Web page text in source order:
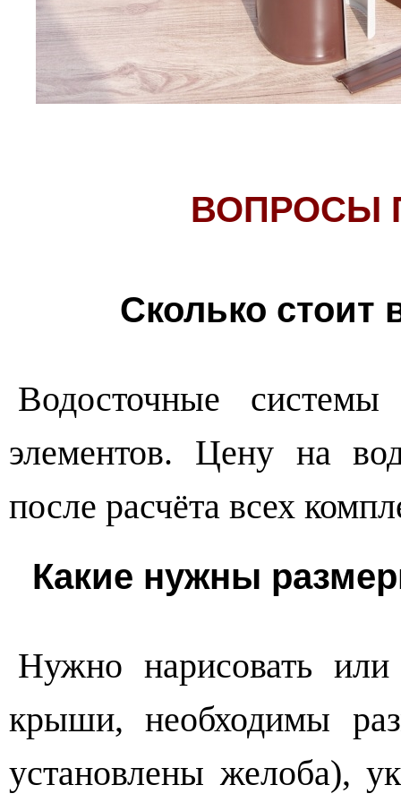
ВОПРОСЫ
Сколько стоит
Водосточные
элементов. Цену на
после расчёта всех
Какие нужны
Нужно нарисовать
крыши, необходимы
установлены желоба),